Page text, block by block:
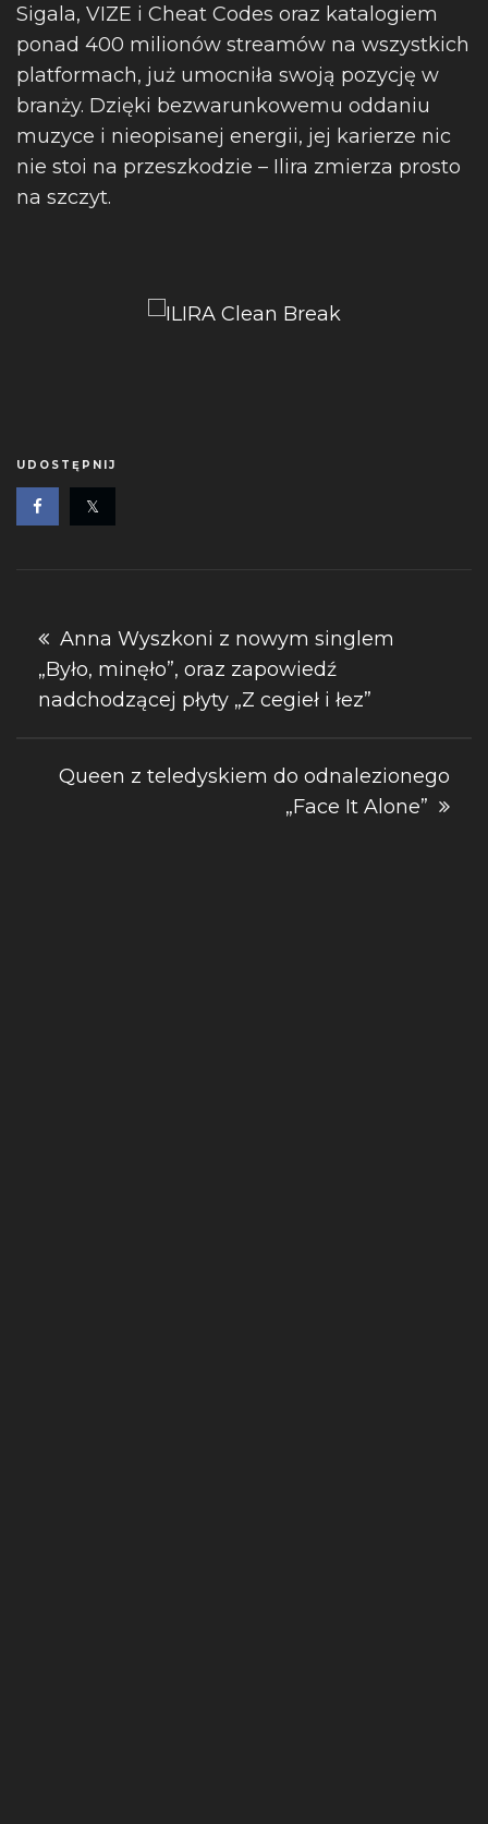
Sigala, VIZE i Cheat Codes oraz katalogiem
ponad 400 milionów streamów na wszystkich
platformach, już umocniła swoją pozycję w
branży. Dzięki bezwarunkowemu oddaniu
muzyce i nieopisanej energii, jej karierze nic
nie stoi na przeszkodzie – Ilira zmierza prosto
na szczyt.
UDOSTĘPNIJ
Nawigacja
wpisu
Anna Wyszkoni z nowym singlem
„Było, minęło”, oraz zapowiedź
nadchodzącej płyty „Z cegieł i łez”
Queen z teledyskiem do odnalezionego
„Face It Alone”